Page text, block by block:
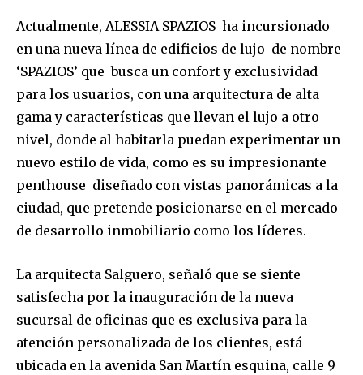
Join our community of
SUBSCRIBERS and be part of the
conversation.
To subscribe, simply enter your email address on our website
or click the subscribe button below. Don't worry, we respect
your privacy and won't spam your inbox. Your information is
safe with us.
SUBSCRIBE
Privacy Policy
Actualmente, ALESSIA SPAZIOS ha incursionado
en una nueva línea de edificios de lujo de nombre
‘SPAZIOS’ que busca un confort y exclusividad
para los usuarios, con una arquitectura de alta
gama y características que llevan el lujo a otro
nivel, donde al habitarla puedan experimentar un
nuevo estilo de vida, como es su impresionante
penthouse diseñado con vistas panorámicas a la
ciudad, que pretende posicionarse en el mercado
de desarrollo inmobiliario como los líderes.
La arquitecta Salguero, señaló que se siente
satisfecha por la inauguración de la nueva
sucursal de oficinas que es exclusiva para la
atención personalizada de los clientes, está
ubicada en la avenida San Martín esquina, calle 9